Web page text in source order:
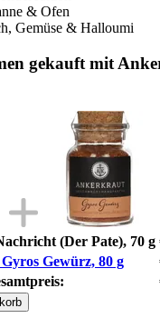
& Ofen
Gemüse & Halloumi
gekauft mit
(Der Pate), 70 g
Gewürz, 80 g